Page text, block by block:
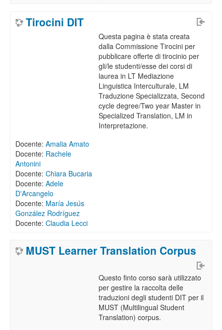
Tirocini DIT
Questa pagina è stata creata
dalla Commissione Tirocini per
pubblicare offerte di tirocinio per
gli/le studenti/esse dei corsi di
laurea in LT Mediazione
Linguistica Interculturale, LM
Traduzione Specializzata, Second
cycle degree/Two year Master in
Specialized Translation, LM in
Interpretazione.
Docente: Amalia Amato
Docente: Rachele
Antonini
Docente: Chiara Bucaria
Docente: Adele
D'Arcangelo
Docente: María Jesús
González Rodríguez
Docente: Claudia Lecci
MUST Learner Translation Corpus
Questo finto corso sarà utilizzato
per gestire la raccolta delle
traduzioni degli studenti DIT per il
MUST (Multilingual Student
Translation) corpus.